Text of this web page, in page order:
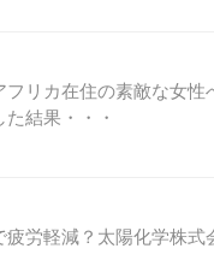
フリカ在住の素敵な女性
た結果・・・
疲労軽減？太陽化学株式